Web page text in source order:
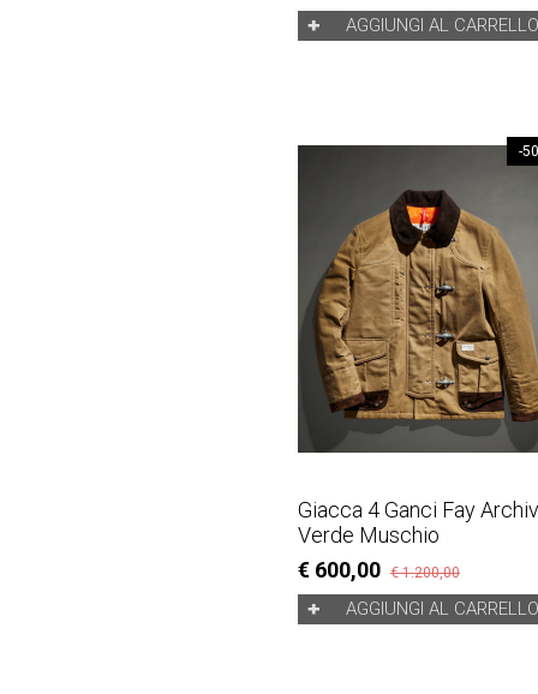
AGGIUNGI AL CARRELLO
Giacca 4 Ganci Fay
Verde Muschio
€ 600,00 € 1.200,00
-
AGGIUNGI AL CARRELLO